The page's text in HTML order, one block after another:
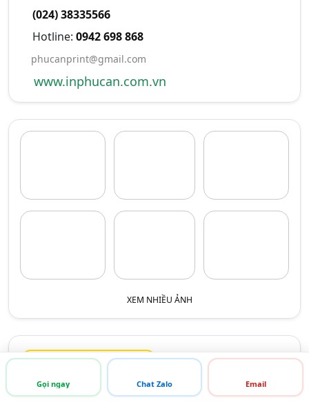
(024) 38335566
Hotline: 0942 698 868
phucanprint@gmail.com
www.inphucan.com.vn
XEM NHIỀU ẢNH
THÔNG TIN LIÊN HỆ
Tên liên hệ: Mr. Dương Dũng
Gọi ngay Chat Zalo Email